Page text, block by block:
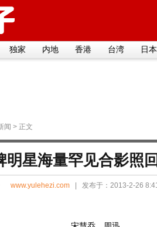
独家 内地 香港 台湾 日本
闻 > 正文
明星海量罕见合影照
www.yulehezi.com | 发布于：2013-2-26